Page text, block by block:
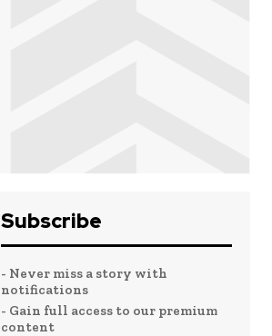
Subscribe
- Never miss a story with
notifications
- Gain full access to our premium
content